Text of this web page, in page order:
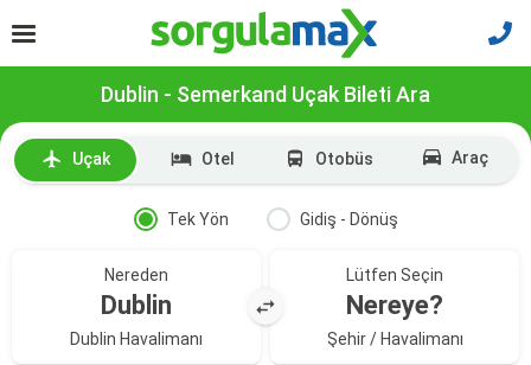
Dublin - Semerkand Uçak Bileti Ara
Uçak Otel Otobüs Araç
Tek Yön Gidiş - Dönüş
Nereden
Dublin
Dublin Havalimanı
Lütfen Seçin
Nereye?
Şehir / Havalimanı